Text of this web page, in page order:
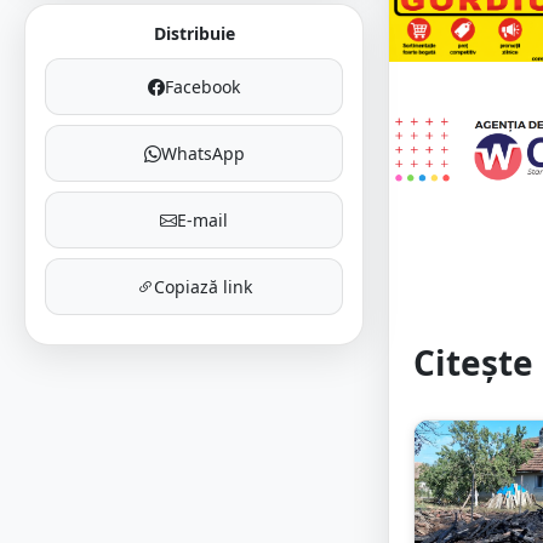
Distribuie
Facebook
WhatsApp
E-mail
Copiază link
Citește